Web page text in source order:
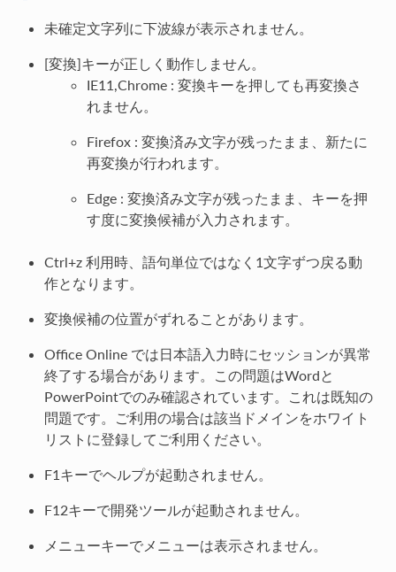
未確定文字列に下波線が表示されません。
[変換]キーが正しく動作しません。
IE11,Chrome : 変換キーを押しても再変換さ
れません。
Firefox : 変換済み文字が残ったまま、新たに
再変換が行われます。
Edge : 変換済み文字が残ったまま、キーを押
す度に変換候補が入力されます。
Ctrl+z 利用時、語句単位ではなく1文字ずつ戻る動
作となります。
変換候補の位置がずれることがあります。
Office Online では日本語入力時にセッションが異常
終了する場合があります。この問題はWordと
PowerPointでのみ確認されています。これは既知の
問題です。ご利用の場合は該当ドメインをホワイト
リストに登録してご利用ください。
F1キーでヘルプが起動されません。
F12キーで開発ツールが起動されません。
メニューキーでメニューは表示されません。